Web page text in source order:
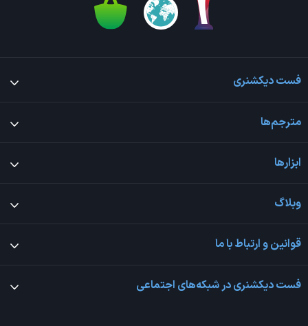
فست دیکشنری
مترجم‌ها
ابزارها
وبلاگ
قوانین و ارتباط با ما
فست دیکشنری در شبکه‌های اجتماعی